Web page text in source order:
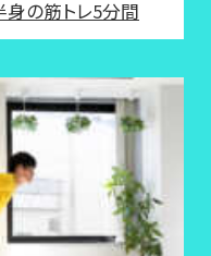
身の筋トレ5分間